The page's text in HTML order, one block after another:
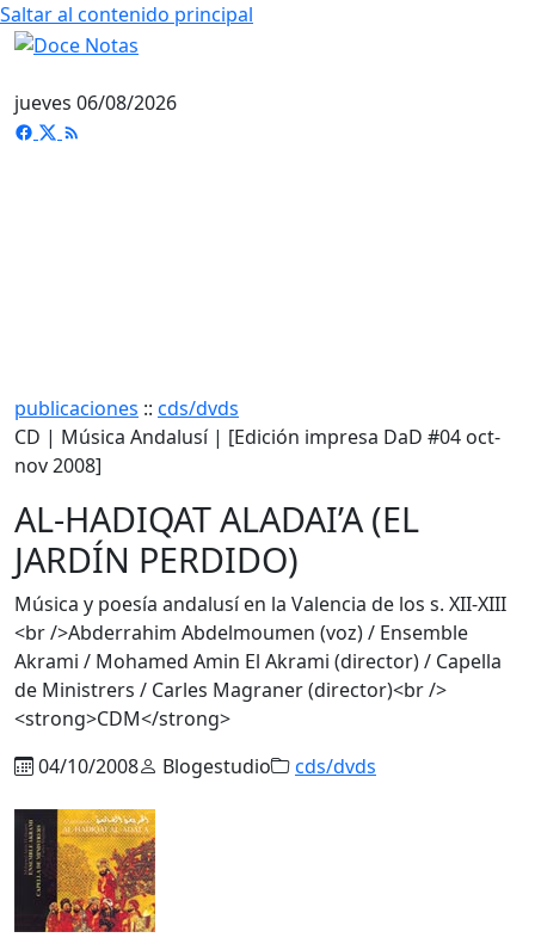
Saltar al contenido principal
jueves 06/08/2026
publicaciones :: cds/dvds
CD | Música Andalusí | [Edición impresa DaD #04 oct-
nov 2008]
AL-HADIQAT ALADAI’A (EL
JARDÍN PERDIDO)
Música y poesía andalusí en la Valencia de los s. XII-XIII
<br />Abderrahim Abdelmoumen (voz) / Ensemble
Akrami / Mohamed Amin El Akrami (director) / Capella
de Ministrers / Carles Magraner (director)<br />
<strong>CDM</strong>
04/10/2008
Blogestudio cds/dvds